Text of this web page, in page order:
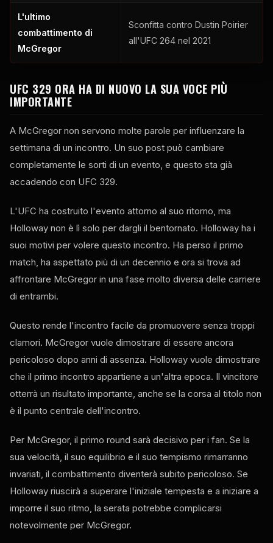
L'ultimo
combattimento di
McGregor
Sconfitta contro Dustin Poirier
all'UFC 264 nel 2021
UFC 329 ORA HA DI NUOVO LA SUA VOCE PIÙ
IMPORTANTE
A McGregor non servono molte parole per influenzare la
settimana di un incontro. Un suo post può cambiare
completamente le sorti di un evento, e questo sta già
accadendo con UFC 329.
L'UFC ha costruito l'evento attorno al suo ritorno, ma
Holloway non è lì solo per dargli il bentornato. Holloway ha i
suoi motivi per volere questo incontro. Ha perso il primo
match, ha aspettato più di un decennio e ora si trova ad
affrontare McGregor in una fase molto diversa delle carriere
di entrambi.
Questo rende l'incontro facile da promuovere senza troppi
clamori. McGregor vuole dimostrare di essere ancora
pericoloso dopo anni di assenza. Holloway vuole dimostrare
che il primo incontro appartiene a un'altra epoca. Il vincitore
otterrà un risultato importante, anche se la corsa al titolo non
è il punto centrale dell'incontro.
Per McGregor, il primo round sarà decisivo per i fan. Se la
sua velocità, il suo equilibrio e il suo tempismo rimarranno
invariati, il combattimento diventerà subito pericoloso. Se
Holloway riuscirà a superare l'iniziale tempesta e a iniziare a
imporre il suo ritmo, la serata potrebbe complicarsi
notevolmente per McGregor.